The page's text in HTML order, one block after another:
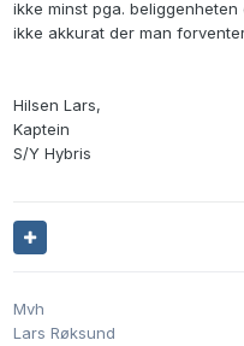
ikke minst pga.
ikke akkurat der man
Hilsen Lars,
Kaptein
S/Y Hybris
Mvh
Lars Røksund